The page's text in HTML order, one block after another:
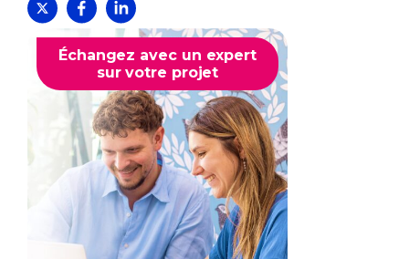
Échangez avec un expert
sur votre projet